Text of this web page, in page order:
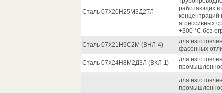
Сталь 07Х20Н25М3Д2ТЛ
работающих в
концентраций
агрессивных
+300 °С без
Сталь 07Х21Н9С2М (ВНЛ-4)
для
фасонных
Сталь 07Х24Н8М2Д3Л (ВКЛ-1)
для
для